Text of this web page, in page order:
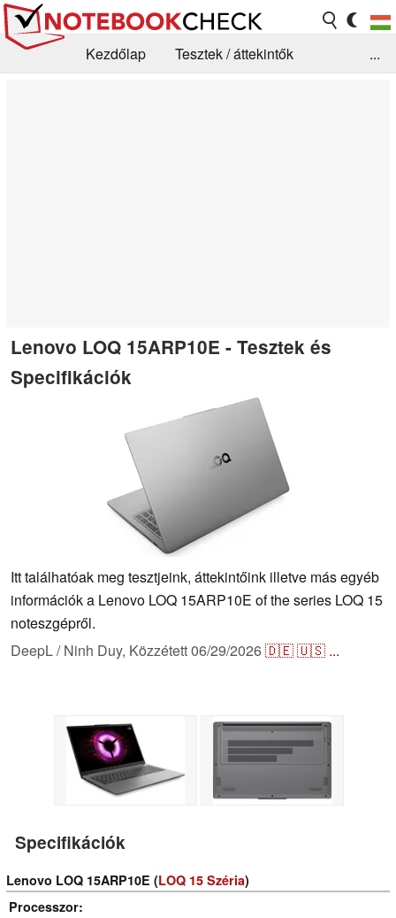
Kezdőlap
Tesztek / áttekintők
...
Lenovo LOQ 15ARP10E - Tesztek és
Specifikációk
Itt találhatóak meg tesztjeink, áttekintőink illetve más egyéb
információk a Lenovo LOQ 15ARP10E of the series LOQ 15
noteszgépről.
DeepL / Ninh Duy, Közzétett06/29/2026🇩🇪🇺🇸 ...
Specifikációk
Lenovo LOQ 15ARP10E (LOQ 15 Széria)
Processzor